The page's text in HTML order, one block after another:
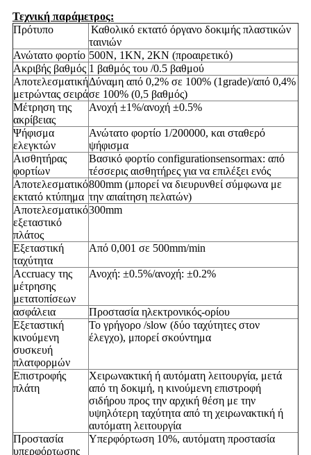
Τεχνική παράμετρος:
Πρότυπο
Καθολικό εκτατό όργανο δοκιμής πλαστικών
ταινιών
Ανώτατο φορτίο 500N, 1KN, 2KN (προαιρετικό)
Ακριβής βαθμός 1 βαθμός του /0.5 βαθμού
Αποτελεσματική
μετρώντας σειρά
Δύναμη από 0,2% σε 100% (1grade)/από 0,4%
σε 100% (0,5 βαθμός)
Μέτρηση της
ακρίβειας
Ανοχή ±1%/ανοχή ±0.5%
Ψήφισμα
ελεγκτών
Ανώτατο φορτίο 1/200000, και σταθερό
ψήφισμα
Αισθητήρας
φορτίων
Βασικό φορτίο configurationsensormax: από
τέσσερις αισθητήρες για να επιλέξει ενός
Αποτελεσματικό
εκτατό κτύπημα
800mm (μπορεί να διευρυνθεί σύμφωνα με
την απαίτηση πελατών)
Αποτελεσματικό
εξεταστικό
πλάτος
300mm
Εξεταστική
ταχύτητα
Από 0,001 σε 500mm/min
Accruacy της
μέτρησης
μετατοπίσεων
Ανοχή: ±0.5%/ανοχή: ±0.2%
ασφάλεια
Προστασία ηλεκτρονικός-ορίου
Εξεταστική
κινούμενη
συσκευή
πλατφορμών
Το γρήγορο /slow (δύο ταχύτητες στον
έλεγχο), μπορεί σκούντημα
Επιστροφής
πλάτη
Χειρωνακτική ή αυτόματη λειτουργία, μετά
από τη δοκιμή, η κινούμενη επιστροφή
σιδήρου προς την αρχική θέση με την
υψηλότερη ταχύτητα από τη χειρωνακτική ή
αυτόματη λειτουργία
Προστασία
υπερφόρτωσης
Υπερφόρτωση 10%, αυτόματη προστασία